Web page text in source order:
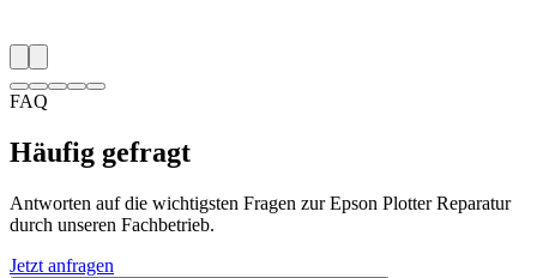
FAQ
Häufig gefragt
Antworten auf die wichtigsten Fragen zur Epson Plotter Reparatur
durch unseren Fachbetrieb.
Jetzt anfragen